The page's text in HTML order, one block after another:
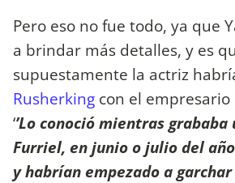
Pero eso no fue todo, ya que
a brindar más detalles, y es
supuestamente la actriz
Rusherking con el empresario
‘’Lo conoció mientras
Furriel, en junio o julio del
y habrían empezado a